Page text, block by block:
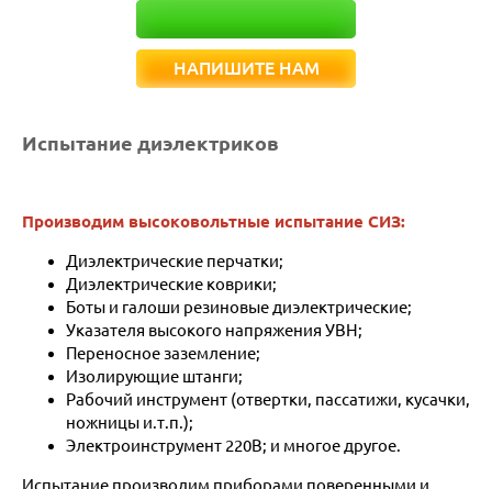
НАПИШИТЕ НАМ
Испытание диэлектриков
Производим высоковольтные испытание СИЗ:
Диэлектрические перчатки;
Диэлектрические коврики;
Боты и галоши резиновые диэлектрические;
Указателя высокого напряжения УВН;
Переносное заземление;
Изолирующие штанги;
Рабочий инструмент (отвертки, пассатижи, кусачки,
ножницы и.т.п.);
Электроинструмент 220В; и многое другое.